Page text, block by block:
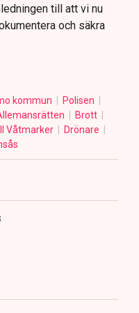
till att vi nu
och säkra
kommun
Polisen
Brott
Våtmarker
Drönare